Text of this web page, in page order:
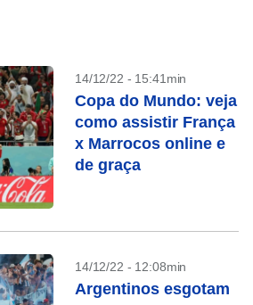
14/12/22 - 15:41min
Copa do Mundo: veja
como assistir França
x Marrocos online e
de graça
14/12/22 - 12:08min
Argentinos esgotam